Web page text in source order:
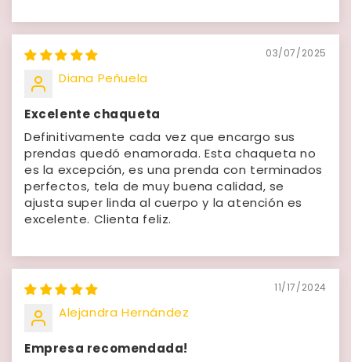
03/07/2025
Diana Peñuela
Excelente chaqueta
Definitivamente cada vez que encargo sus
prendas quedó enamorada. Esta chaqueta no
es la excepción, es una prenda con terminados
perfectos, tela de muy buena calidad, se
ajusta super linda al cuerpo y la atención es
excelente. Clienta feliz.
11/17/2024
Alejandra Hernández
Empresa recomendada!